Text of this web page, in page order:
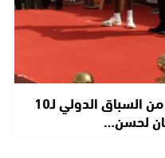
الدشيرة تحتضن النسخة الثانية من السباق الدولي لـ10
لحسن…